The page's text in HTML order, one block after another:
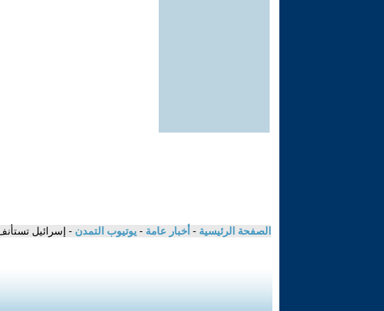
الصفحة الرئيسية - أخبار عامة - يوتيوب التمدن - إسرائيل